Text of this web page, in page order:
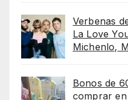
Verbenas
La Love
Michenlo,
Bonos de
comprar